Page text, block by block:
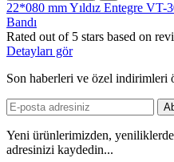
22*080 mm Yıldız Entegre
Bandı
Rated out of 5 stars based on
Detayları gör
Son haberleri ve özel indirimleri
Yeni ürünlerimizden,
adresinizi kaydedin...